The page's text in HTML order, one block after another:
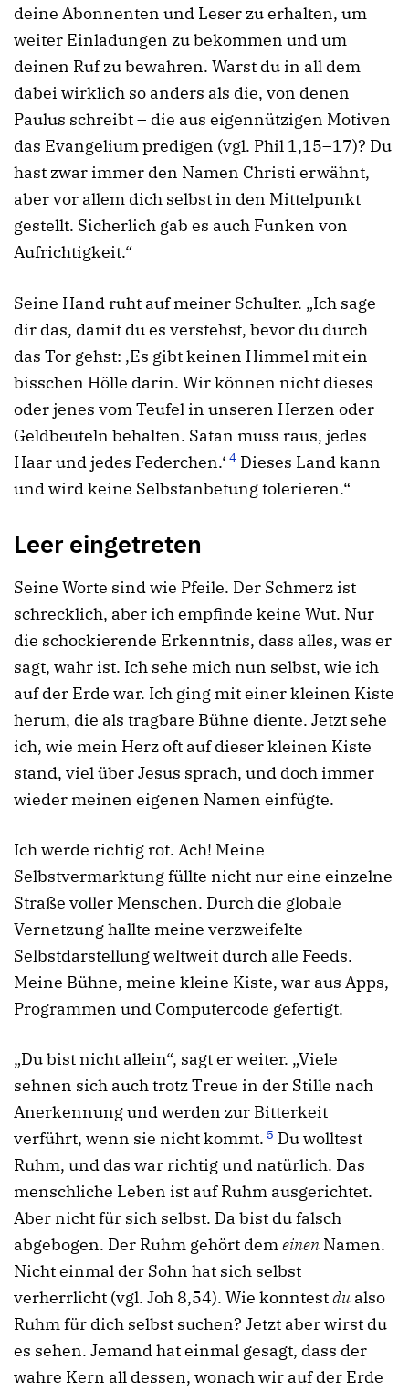
deine Abonnenten und Leser zu erhalten, um
weiter Einladungen zu bekommen und um
deinen Ruf zu bewahren. Warst du in all dem
dabei wirklich so anders als die, von denen
Paulus schreibt – die aus eigennützigen Motiven
das Evangelium predigen (vgl. Phil 1,15–17)? Du
hast zwar immer den Namen Christi erwähnt,
aber vor allem dich selbst in den Mittelpunkt
gestellt. Sicherlich gab es auch Funken von
Aufrichtigkeit.“
Seine Hand ruht auf meiner Schulter. „Ich sage
dir das, damit du es verstehst, bevor du durch
das Tor gehst: ‚Es gibt keinen Himmel mit ein
bisschen Hölle darin. Wir können nicht dieses
oder jenes vom Teufel in unseren Herzen oder
Geldbeuteln behalten. Satan muss raus, jedes
Haar und jedes Federchen.‘ 4 Dieses Land kann
und wird keine Selbstanbetung tolerieren.“
Leer eingetreten
Seine Worte sind wie Pfeile. Der Schmerz ist
schrecklich, aber ich empfinde keine Wut. Nur
die schockierende Erkenntnis, dass alles, was er
sagt, wahr ist. Ich sehe mich nun selbst, wie ich
auf der Erde war. Ich ging mit einer kleinen Kiste
herum, die als tragbare Bühne diente. Jetzt sehe
ich, wie mein Herz oft auf dieser kleinen Kiste
stand, viel über Jesus sprach, und doch immer
wieder meinen eigenen Namen einfügte.
Ich werde richtig rot. Ach! Meine
Selbstvermarktung füllte nicht nur eine einzelne
Straße voller Menschen. Durch die globale
Vernetzung hallte meine verzweifelte
Selbstdarstellung weltweit durch alle Feeds.
Meine Bühne, meine kleine Kiste, war aus Apps,
Programmen und Computercode gefertigt.
„Du bist nicht allein“, sagt er weiter. „Viele
sehnen sich auch trotz Treue in der Stille nach
Anerkennung und werden zur Bitterkeit
verführt, wenn sie nicht kommt. 5 Du wolltest
Ruhm, und das war richtig und natürlich. Das
menschliche Leben ist auf Ruhm ausgerichtet.
Aber nicht für sich selbst. Da bist du falsch
abgebogen. Der Ruhm gehört demeinen Namen.
Nicht einmal der Sohn hat sich selbst
verherrlicht (vgl. Joh 8,54). Wie konntestdu also
Ruhm für dich selbst suchen? Jetzt aber wirst du
es sehen. Jemand hat einmal gesagt, dass der
wahre Kern all dessen, wonach wir auf der Erde